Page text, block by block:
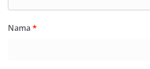
Nama *